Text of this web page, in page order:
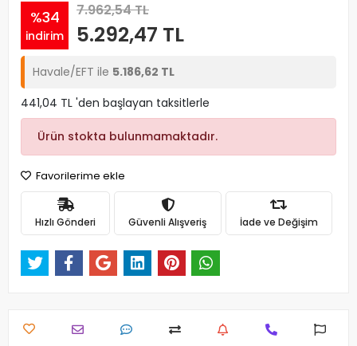
%34
indirim
7.962,54 TL
5.292,47 TL
Havale/EFT ile 5.186,62 TL
441,04 TL 'den başlayan taksitlerle
Ürün stokta bulunmamaktadır.
Favorilerime ekle
Hızlı Gönderi Güvenli Alışveriş İade ve Değişim